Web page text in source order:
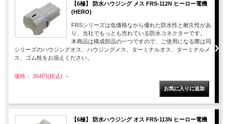
【6極】 防水ハウジング メス FRS-112N ヒーロー電機
(HERO)
FRSシリーズは低価格ながら優れた防水性と耐久性があ
り、当社でもっとも売れている防水コネクターです。
本商品は構成部品の一つですので、ご使用になる際は同
シリーズのハウジングオス、ハウジングメス、ターミナルオス、ターミナルメ
ス、ゴム栓をお揃えください。
価格： 354円(税込) ～
【6極】 防水ハウジング オス FRS-113N ヒーロー電機